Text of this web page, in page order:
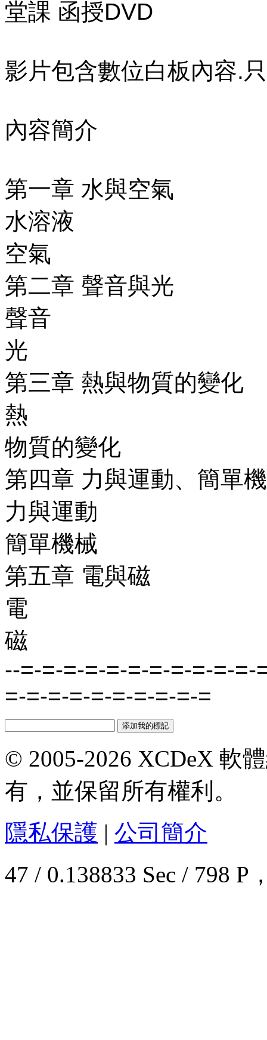
堂課 函授DVD
影片包含數位白板內容.
內容簡介
第一章 水與空氣
水溶液
空氣
第二章 聲音與光
聲音
光
第三章 熱與物質的變化
熱
物質的變化
第四章 力與運動、簡單
力與運動
簡單機械
第五章 電與磁
電
磁
--=-=-=-=-=-=-=-=-=-=-
=-=-=-=-=-=-=-=-=-=
© 2005-2026 XCDeX 軟
有，並保留所有權利。
隱私保護 | 公司簡介
47 / 0.138833 Sec / 798